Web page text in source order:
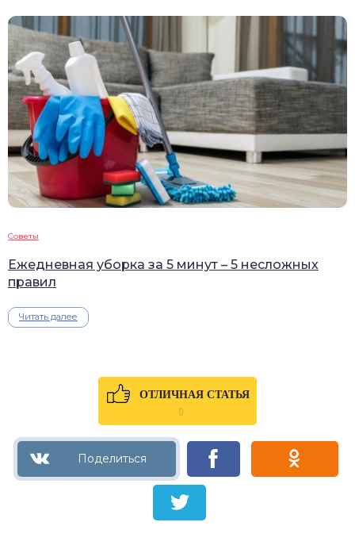
Советы
Ежедневная уборка за 5 минут – 5 несложных
правил
Читать далее
ОТЛИЧНАЯ СТАТЬЯ
0